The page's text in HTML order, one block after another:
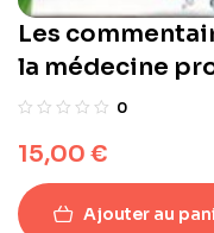
Les
la médecine
0
15,00 €
Ajouter au